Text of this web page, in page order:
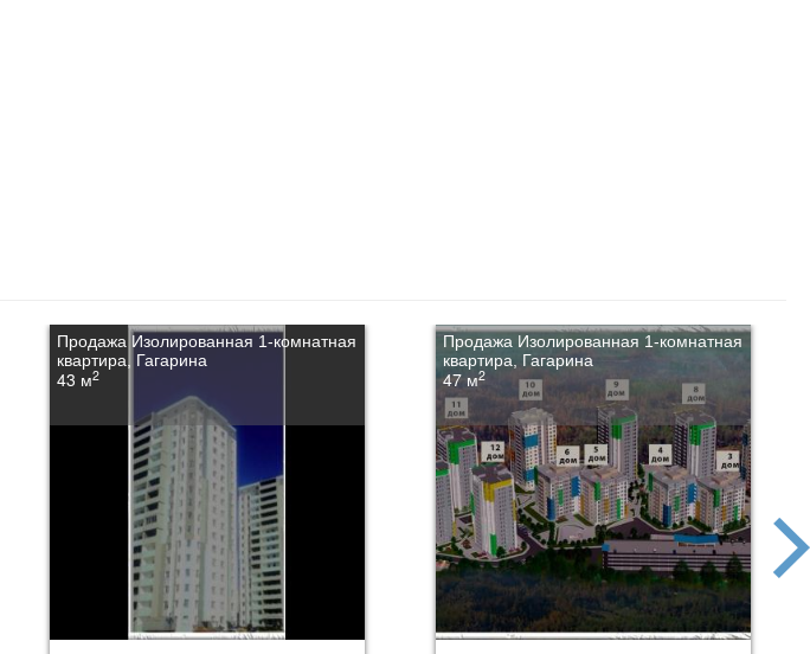
Продажа Изолированная 1-комнатная
квартира, Гагарина
43 м2
Продажа Изолированная 1-комнатная
квартира, Гагарина
47 м2
next